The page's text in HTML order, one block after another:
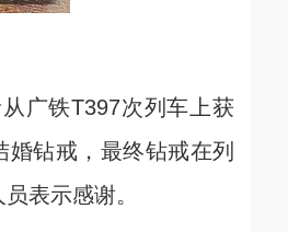
广铁T397次列车上获
钻戒，最终钻戒在列
表示感谢。